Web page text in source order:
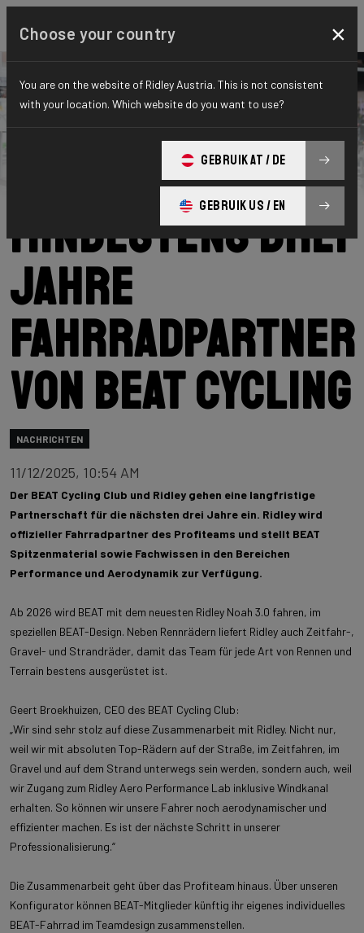
Category: Nachrichten
Ridley wird für
mindestens drei
Jahre
Fahrradpartner
von BEAT Cycling
NACHRICHTEN
11/12/2025, 10:54 AM
Der BEAT Cycling Club und Ridley gehen eine langfristige
Partnerschaft für die nächsten drei Jahre ein. Ridley wird
offizieller Fahrradpartner des Profiteams und stellt BEAT
Spitzenmaterial sowie Fachwissen in den Bereichen
Performance und Aerodynamik zur Verfügung.
Ab 2026 wird BEAT mit dem neuesten Ridley Noah 3.0 fahren, im
speziellen BEAT-Design. Neben Rennrädern liefert Ridley auch Zeitfahr-,
Gravel- und Strandräder, damit das Team für jede Art von Rennen und
Terrain bestens ausgerüstet ist.
Geert Broekhuizen, CEO des BEAT Cycling Club:
„Wir sind sehr stolz auf diese Zusammenarbeit mit Ridley. Nicht nur,
weil wir mit absoluten Top-Rädern auf der Straße, im Zeitfahren, im
Gravel und auf dem Strand unterwegs sein werden, sondern auch, weil
wir Zugang zum Ridley Aero Performance Lab inklusive Windkanal
erhalten. So können wir unsere Fahrer noch aerodynamischer und
effizienter machen. Es ist der nächste Schritt in unserer
Professionalisierung.“
Die Zusammenarbeit geht über das Profiteam hinaus. Über unseren
Konfigurator können BEAT-Mitglieder künftig ihr eigenes individuelles
BEAT-Fahrrad im Teamdesign zusammenstellen.
Choose your country ×
You are on the website of Ridley Austria. This is not consistent
with your location. Which website do you want to use?
GEBRUIK AT / DE
GEBRUIK US / EN